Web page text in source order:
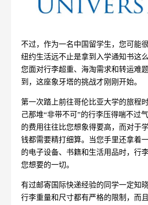
不过，作为一名中国留学生，您可能
纽约生活远不止是拿到入学通知书这
您面对行李超重、海淘需求和转运难
到，这座象牙塔的挑战才刚刚开始。
第一次踏上前往哥伦比亚大学的旅程
己那堆“非带不可”的行李压得喘不过
的费用往往比您想象得要高，而对于
钱都需要精打细算。当您手里还拿着
的电子设备、书籍和生活用品时，行
您想要的一切。
有过邮寄国际快递经验的同学一定知
行李重量和尺寸都有严格的限制，而